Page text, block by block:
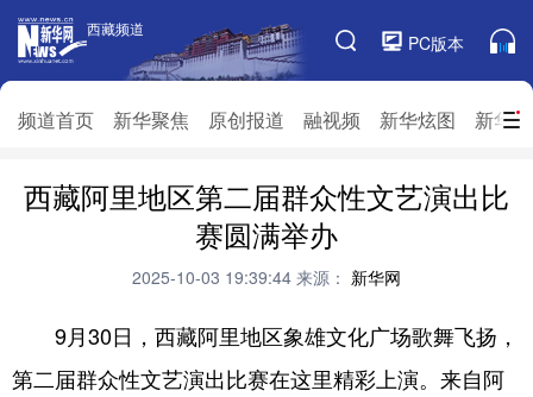
西藏频道
PC版本
频道首页 新华聚焦 原创报道 融视频 新华炫图 新华
西藏频道
频道栏目
频道首页 新华聚焦 原创报道
融视频
新华访谈 新华云直播
生态西藏 文化旅游
推广信息
西藏阿里地区第二届群众性文艺演出比
赛圆满举办
2025-10-03 19:39:44 来源： 新华网
9月30日， 西藏阿里地区象雄文化广场歌舞飞扬，
第二届群众性文艺演出比赛在这里精彩上演。来自阿